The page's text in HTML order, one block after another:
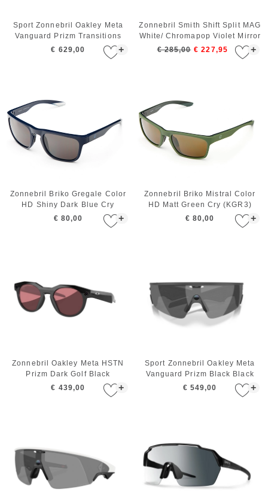
+
Sport Zonnebril Oakley Meta
Vanguard Prizm Transitions
Ember Black
€ 629,00 +
Zonnebril Smith Shift Split MAG
White/ Chromapop Violet Mirror
€ 285,00 € 227,95
+
Zonnebril Briko Gregale Color
HD Shiny Dark Blue Cry
€ 80,00
+
Zonnebril Briko Mistral Color
HD Matt Green Cry (KGR3)
€ 80,00
+
Zonnebril Oakley Meta HSTN
Prizm Dark Golf Black
€ 439,00
+
Sport Zonnebril Oakley Meta
Vanguard Prizm Black Black
€ 549,00